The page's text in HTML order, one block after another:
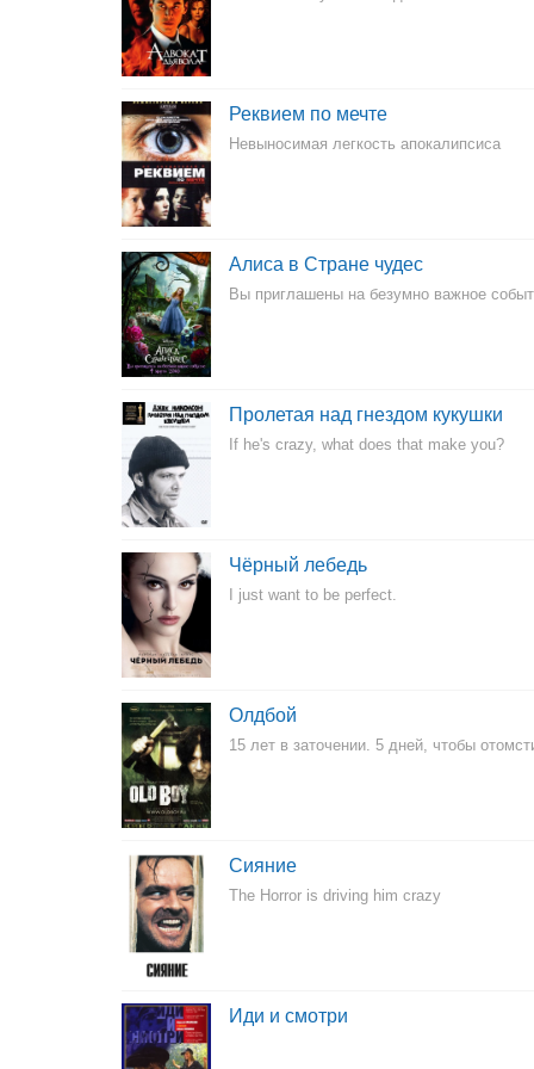
Реквием по мечте
Невыносимая легкость апокалипсиса
Алиса в Стране чудес
Вы приглашены на безумно важное
Пролетая над гнездом кукушки
If he's crazy, what does that make you?
Чёрный лебедь
I just want to be perfect.
Олдбой
15 лет в заточении. 5 дней, чтобы
Сияние
The Horror is driving him crazy
Иди и смотри